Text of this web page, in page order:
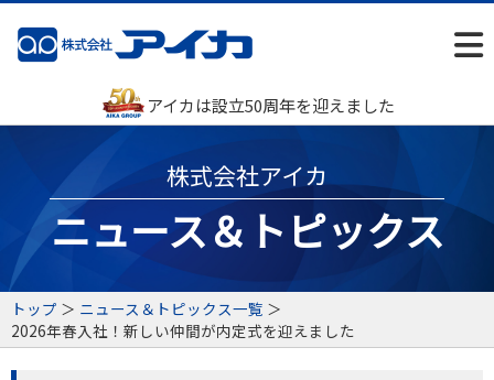
アイカは設立50周年を迎えました
株式会社アイカ
ニュース＆トピックス
トップ ＞ ニュース＆トピックス一覧 ＞
2026年春入社！新しい仲間が内定式を迎えました